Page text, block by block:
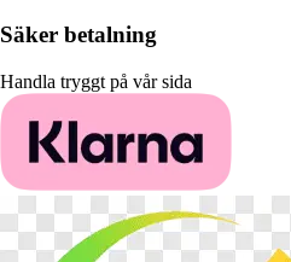
Säker betalning
Handla tryggt på vår sida